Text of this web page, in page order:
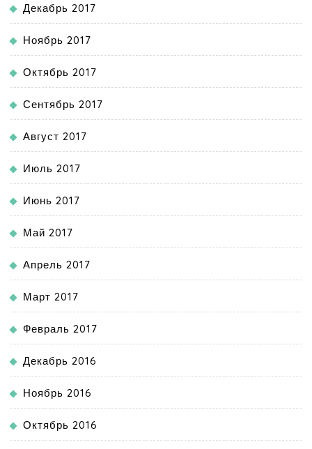
Декабрь 2017
Ноябрь 2017
Октябрь 2017
Сентябрь 2017
Август 2017
Июль 2017
Июнь 2017
Май 2017
Апрель 2017
Март 2017
Февраль 2017
Декабрь 2016
Ноябрь 2016
Октябрь 2016